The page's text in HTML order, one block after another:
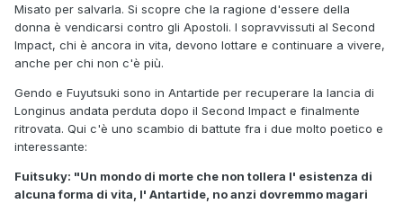
Misato per salvarla. Si scopre che la ragione d'essere della
donna è vendicarsi contro gli Apostoli. I sopravvissuti al Second
Impact, chi è ancora in vita, devono lottare e continuare a vivere,
anche per chi non c'è più.
Gendo e Fuyutsuki sono in Antartide per recuperare la lancia di
Longinus andata perduta dopo il Second Impact e finalmente
ritrovata. Qui c'è uno scambio di battute fra i due molto poetico e
interessante:
Fuitsuky: "Un mondo di morte che non tollera l' esistenza di
alcuna forma di vita, l' Antartide, no anzi dovremmo magari